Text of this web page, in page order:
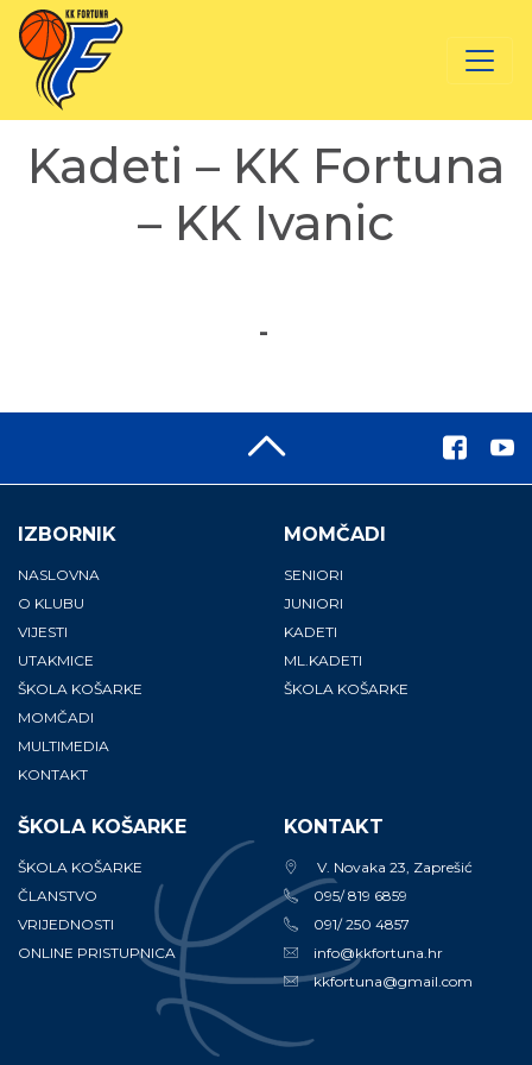
Kadeti – KK Fortuna
– KK Ivanic
-
IZBORNIK
NASLOVNA
O KLUBU
VIJESTI
UTAKMICE
ŠKOLA KOŠARKE
MOMČADI
MULTIMEDIA
KONTAKT
MOMČADI
SENIORI
JUNIORI
KADETI
ML.KADETI
ŠKOLA KOŠARKE
ŠKOLA KOŠARKE
ŠKOLA KOŠARKE
ČLANSTVO
VRIJEDNOSTI
ONLINE PRISTUPNICA
KONTAKT
V. Novaka 23, Zaprešić
095/ 819 6859
091/ 250 4857
info@kkfortuna.hr
kkfortuna@gmail.com